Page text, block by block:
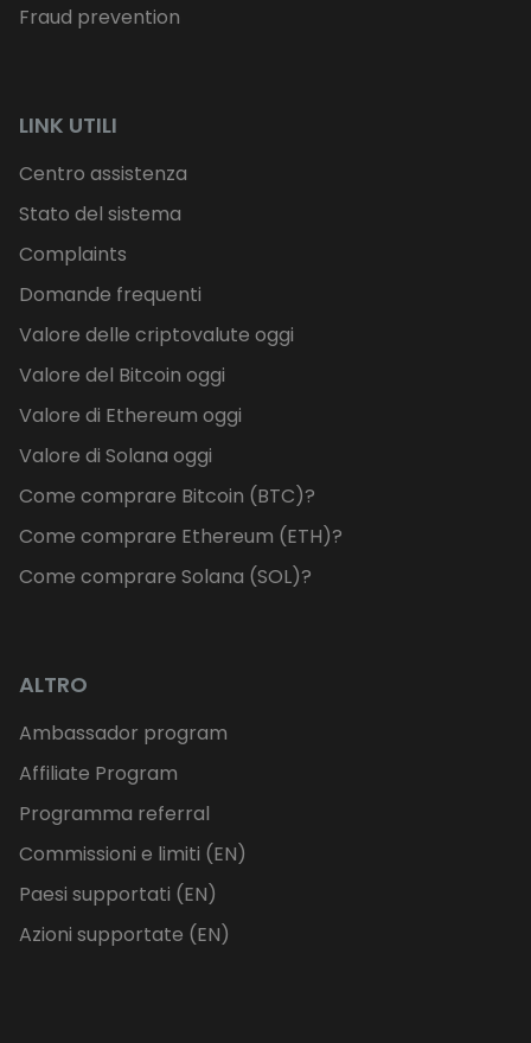
Fraud prevention
LINK UTILI
Centro assistenza
Stato del sistema
Complaints
Domande frequenti
Valore delle criptovalute oggi
Valore del Bitcoin oggi
Valore di Ethereum oggi
Valore di Solana oggi
Come comprare Bitcoin (BTC)?
Come comprare Ethereum (ETH)?
Come comprare Solana (SOL)?
ALTRO
Ambassador program
Affiliate Program
Programma referral
Commissioni e limiti (EN)
Paesi supportati (EN)
Azioni supportate (EN)